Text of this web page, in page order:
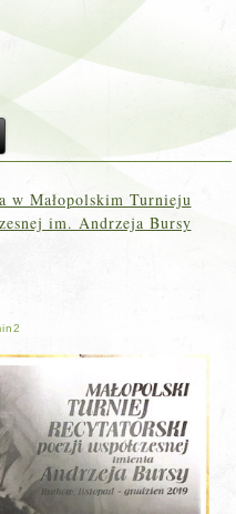
w Małopolskim Turnieju
im. Andrzeja Bursy